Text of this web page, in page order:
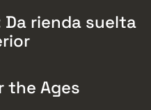
Da rienda suelta
the Ages